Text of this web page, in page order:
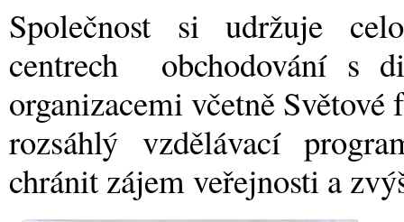
Společnost si udržuje
centrech obchodování s
organizacemi včetně
rozsáhlý vzdělávací
chránit zájem veřejnosti a